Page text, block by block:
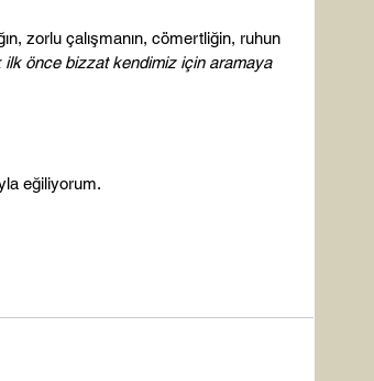
zorlu çalışmanın, cömertliğin, ruhun
ilk önce bizzat kendimiz için aramaya
eğiliyorum.